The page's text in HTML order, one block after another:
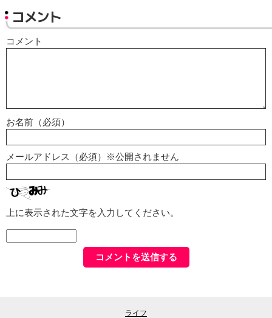
コメント
コメント
お名前（必須）
メールアドレス（必須）※公開されません
上に表示された文字を入力してください。
ライフ